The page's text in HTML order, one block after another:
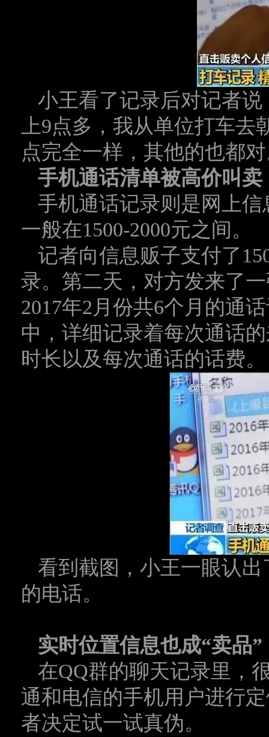
小王看了记录后对记者说
上9点多，我从单位打车
点完全一样，其他的也都对
手机通话清单被高价叫卖
手机通话记录则是网上
一般在1500-2000元之间。
记者向信息贩子支付了
录。第二天，对方发来了
2017年2月份共6个月的通
中，详细记录着每次通话
时长以及每次通话的话费。
看到截图，小王一眼认
的电话。
实时位置信息也成“卖品”
在QQ群的聊天记录里，
通和电信的手机用户进行
者决定试一试真伪。